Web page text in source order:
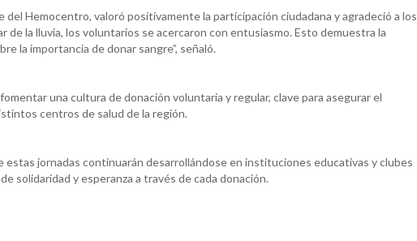
del Hemocentro, valoró positivamente la participación ciudadana y agradeció a los
de la lluvia, los voluntarios se acercaron con entusiasmo. Esto demuestra la
la importancia de donar sangre”, señaló.
una cultura de donación voluntaria y regular, clave para asegurar el
centros de salud de la región.
estas jornadas continuarán desarrollándose en instituciones educativas y clubes
solidaridad y esperanza a través de cada donación.